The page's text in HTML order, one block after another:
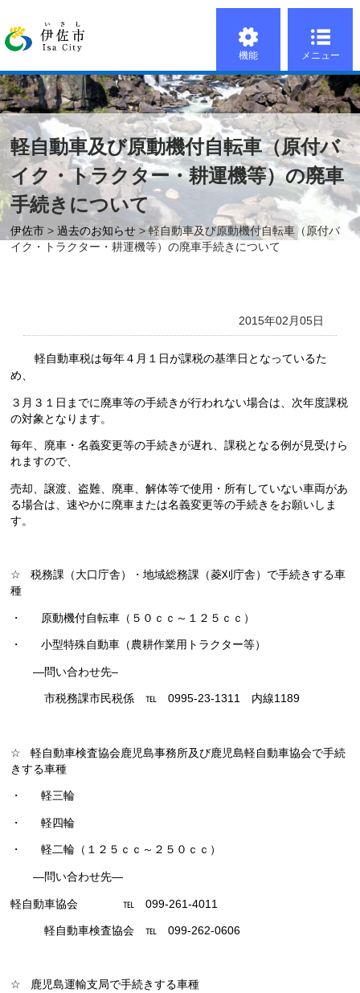
機能 メニュー
軽自動車及び原動機付自転車（原付バ
イク・トラクター・耕運機等）の廃車
手続きについて
伊佐市 >過去のお知らせ > 軽自動車及び原動機付自転車（原付バ
イク・トラクター・耕運機等）の廃車手続きについて
2015年02月05日
軽自動車税は毎年４月１日が課税の基準日となっているた
め、
３月３１日までに廃車等の手続きが行われない場合は、次年度課税
の対象となります。
毎年、廃車・名義変更等の手続きが遅れ、課税となる例が見受けら
れますので、
売却、譲渡、盗難、廃車、解体等で使用・所有していない車両があ
る場合は、速やかに廃車または名義変更等の手続きをお願いしま
す。
☆
税務課（大口庁舎）・地域総務課（菱刈庁舎）で手続きする車
種
・ 原動機付自転車（５０ｃｃ～１２５ｃｃ）
・ 小型特殊自動車（農耕作業用トラクター等）
―問い合わせ先–
市税務課市民税係 ℡0995-23-1311 内線1189
☆
軽自動車検査協会鹿児島事務所及び鹿児島軽自動車協会で手続
きする車種
・ 軽三輪
・ 軽四輪
・ 軽二輪（１２５ｃｃ～２５０ｃｃ）
―問い合わせ先―
軽自動車協会 ℡099-261-4011
軽自動車検査協会 ℡099-262-0606
☆ 鹿児島運輸支局で手続きする車種